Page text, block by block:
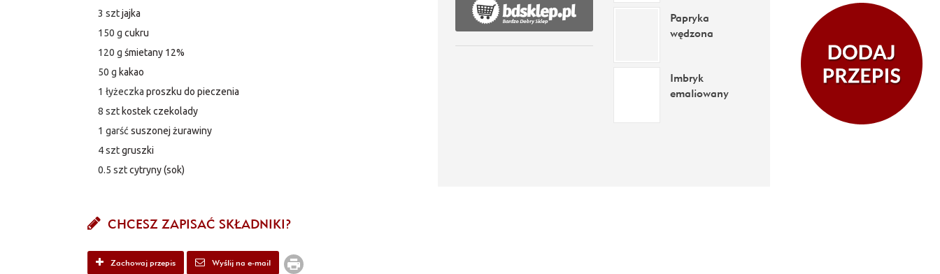
3 szt jajka
150 g cukru
120 g śmietany 12%
50 g kakao
1 łyżeczka proszku do pieczenia
8 szt kostek czekolady
1 garść suszonej żurawiny
4 szt gruszki
0.5 szt cytryny (sok)
Papryka
wędzona
Imbryk
emaliowany
CHCESZ ZAPISAĆ SKŁADNIKI?
Zachowaj przepis Wyślij na e-mail